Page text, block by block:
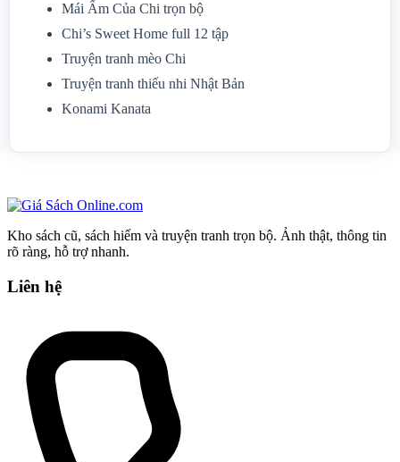
Mái Ấm Của Chi trọn bộ
Chi’s Sweet Home full 12 tập
Truyện tranh mèo Chi
Truyện tranh thiếu nhi Nhật Bản
Konami Kanata
Kho sách cũ, sách hiếm và truyện tranh trọn bộ. Ảnh thật, thông tin
rõ ràng, hỗ trợ nhanh.
Liên hệ